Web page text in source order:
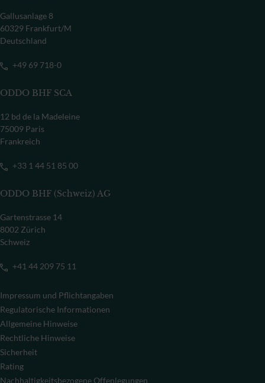
Gallusanlage 8
60329 Frankfurt/M
Deutschland
+49 69 718-0
ODDO BHF SCA
12 bd de la Madeleine
75009 Paris
Frankreich
+33 1 44 51 85 00
ODDO BHF (Schweiz) AG
Gartenstrasse 14
8002 Zürich
Schweiz
+41 44 209 75 11
Impressum und Pflichtangaben
Regulatorische Informationen
Allgemeine Hinweise
Rechtliche Hinweise
Sicherheit
Rating
Nachhaltigkeitsbezogene Offenlegungen